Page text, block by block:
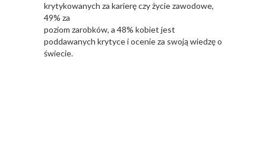
krytykowanych za karierę czy życie zawodowe,
49% za
poziom zarobków, a 48% kobiet jest
poddawanych krytyce i ocenie za swoją wiedzę o
świecie.